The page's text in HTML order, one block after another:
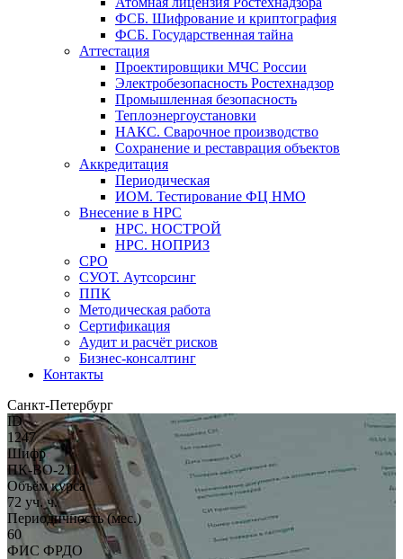
ФСБ. Шифрование и криптография
ФСБ. Государственная тайна
Аттестация
Проектировщики МЧС России
Электробезопасность Ростехнадзор
Промышленная безопасность
Теплоэнергоустановки
НАКС. Сварочное производство
Сохранение и реставрация объектов
Аккредитация
Периодическая
ИОМ. Тестирование ФЦ НМО
Внесение в НРС
НРС. НОСТРОЙ
НРС. НОПРИЗ
СРО
СУОТ. Аутсорсинг
ППК
Методическая работа
Сертификация
Аудит и расчёт рисков
Бизнес-консалтинг
Контакты
Санкт-Петербург
ID
1247
Шифр
ПК-ВО-211
Объём курса
72 уч. ч.
Периодичность (мес.)
60
ФИС ФРДО